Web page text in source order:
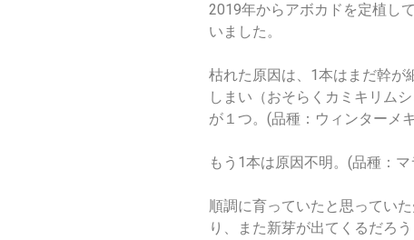
2019年からアボカドを定植し
いました。
枯れた原因は、 1本はまだ幹が
しまい（おそらくカミキリム
が１つ。(品種：ウィンターメ
もう 1本は原因不明。(品種：マ
順調に育っていたと思ってい
り、また新芽が出てくるだろ